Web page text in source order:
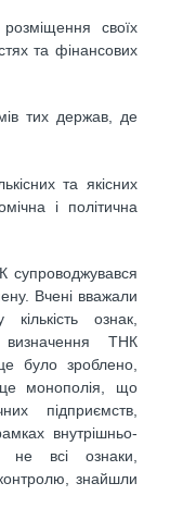
своїх
та фінансових
тих держав, де
та якісних
і політична
Вчені вважали
ознак,
ТНК
було зроблено,
монополія, що
підприємств,
внутрішньо-
не всі ознаки,
знайшли